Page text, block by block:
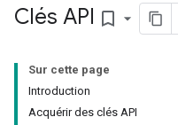
Clés API bookmark_border
Sur cette page
Introduction
Acquérir des clés API